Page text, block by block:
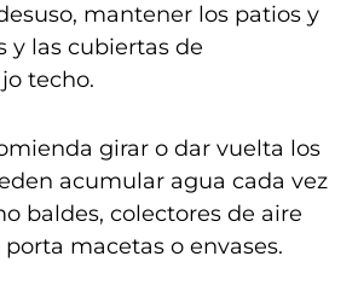
mantener los patios y
y las cubiertas de
techo.
girar o dar vuelta los
acumular agua cada vez
baldes, colectores de aire
macetas o envases.